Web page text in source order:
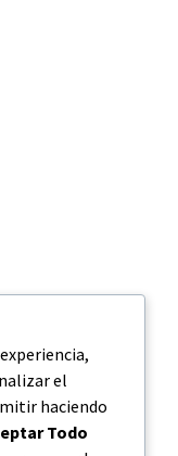
el
haciendo
Todo